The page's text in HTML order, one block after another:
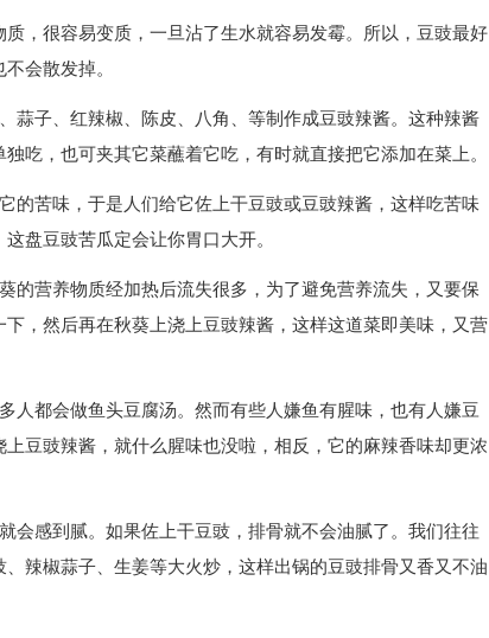
，很容易变质，一旦沾了生水就容易发霉。所以，豆豉最好
会散发掉。
蒜子、红辣椒、陈皮、八角、等制作成豆豉辣酱。这种辣酱
吃，也可夹其它菜蘸着它吃，有时就直接把它添加在菜上。
的苦味，于是人们给它佐上干豆豉或豆豉辣酱，这样吃苦味
盘豆豉苦瓜定会让你胃口大开。
的营养物质经加热后流失很多，为了避免营养流失，又要保
，然后再在秋葵上浇上豆豉辣酱，这样这道菜即美味，又营
人都会做鱼头豆腐汤。然而有些人嫌鱼有腥味，也有人嫌豆
豆豉辣酱，就什么腥味也没啦，相反，它的麻辣香味却更浓
会感到腻。如果佐上干豆豉，排骨就不会油腻了。我们往往
辣椒蒜子、生姜等大火炒，这样出锅的豆豉排骨又香又不油